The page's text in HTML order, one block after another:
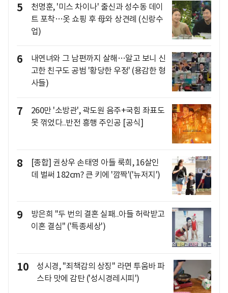
5
천명훈, '미스 차이나' 출신과 성수동 데이
트 포착…옷 쇼핑 후 母와 상견례 (신랑수
업)
6
내연녀와 그 남편까지 살해…알고 보니 신
고한 친구도 공범 '황당한 우정' (용감한 형
사들)
7
260만 '소방관', 곽도원 음주+국힘 좌표도
못 꺾었다..반전 흥행 주인공 [공식]
8
[종합] 권상우 손태영 아들 룩희, 16살인
데 벌써 182cm? 큰 키에 '깜짝'('뉴저지')
9
방은희 "두 번의 결혼 실패..아들 허락받고
이혼 결심" ('특종세상')
10
성시경, "죄책감의 상징" 라면 투움바 파
스타 맛에 감탄 ('성시경레시피')